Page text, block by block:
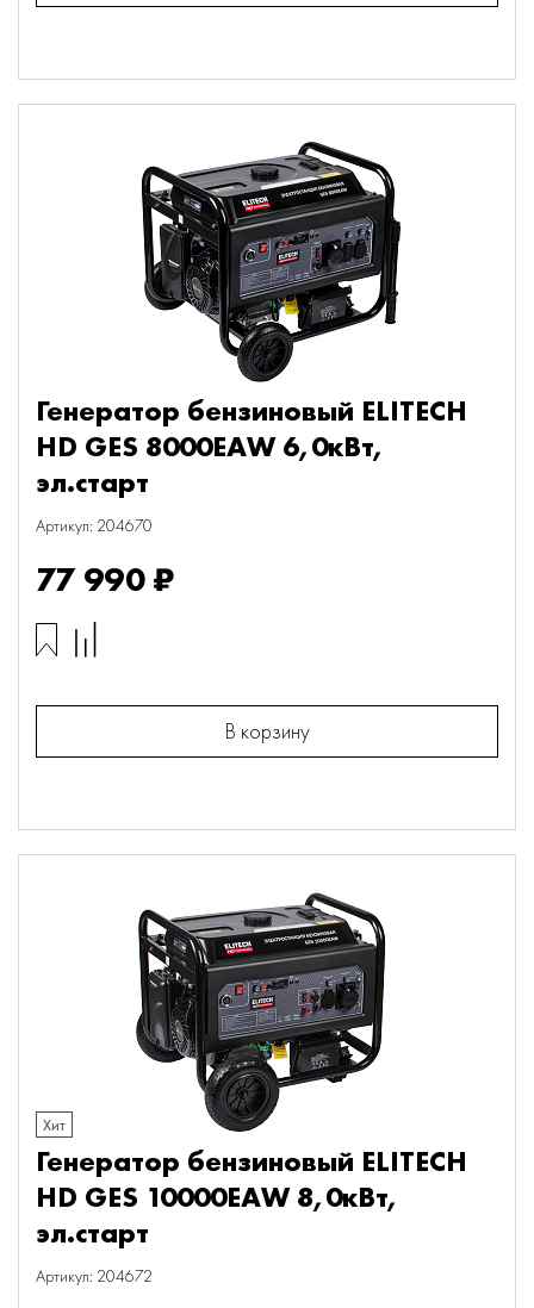
Генератор бензиновый ELITECH
HD GES 8000EAW 6,0кВт,
эл.старт
Артикул: 204670
77 990 ₽
В корзину
Хит
Генератор бензиновый ELITECH
HD GES 10000EAW 8,0кВт,
эл.старт
Артикул: 204672